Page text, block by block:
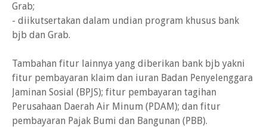
Grab;
- diikutsertakan dalam undian program khusus bank
bjb dan Grab.
Tambahan fitur lainnya yang diberikan bank bjb yakni
fitur pembayaran klaim dan iuran Badan Penyelenggara
Jaminan Sosial (BPJS); fitur pembayaran tagihan
Perusahaan Daerah Air Minum (PDAM); dan fitur
pembayaran Pajak Bumi dan Bangunan (PBB).